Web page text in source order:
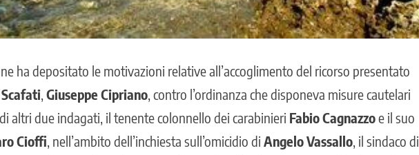
ha depositato le motivazioni relative all’accoglimento del ricorso presentato
Scafati, Giuseppe Cipriano, contro l’ordinanza che disponeva misure cautelari
altri due indagati, il tenente colonnello dei carabinieri Fabio Cagnazzoe il suo
Cioffi, nell’ambito dell’inchiesta sull’omicidio di Angelo Vassallo, il sindaco di